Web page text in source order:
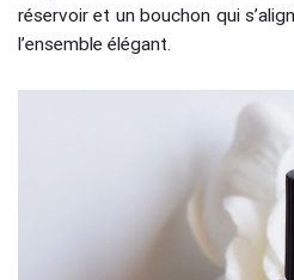
réservoir et un bouchon qui
l’ensemble élégant.